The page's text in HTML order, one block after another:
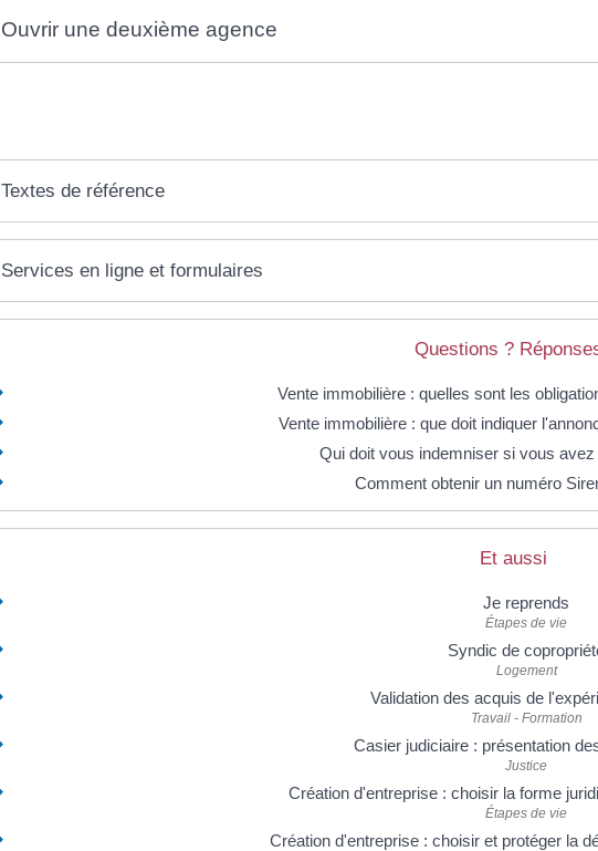
Ouvrir une deuxième agence
Textes de référence
Services en ligne et formulaires
Questions ?
Vente immobilière : quelles sont les
Vente immobilière : que doit indiquer
Qui doit vous indemniser si vous
Comment obtenir un numéro
Et aussi
Je reprends
Étapes de vie
Syndic de
Logement
Validation des acquis de
Travail - Formation
Casier judiciaire : présentation
Justice
Création d'entreprise : choisir la forme
Étapes de vie
Création d'entreprise : choisir et protéger la